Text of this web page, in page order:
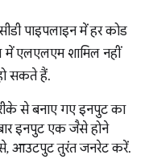
पाइपलाइन में हर कोड
में एलएलएम शामिल नहीं
सकते हैं.
से बनाए गए इनपुट का
इनपुट एक जैसे होने
आउटपुट तुरंत जनरेट करें.